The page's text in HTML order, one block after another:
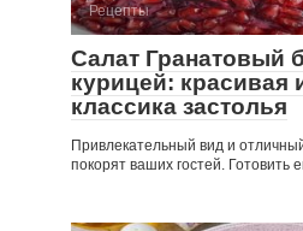
Рецепты
Салат Гранатовый
курицей: красивая
классика застолья
Привлекательный вид и отличный
покорят ваших гостей. Готовить